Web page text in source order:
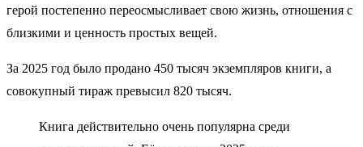
герой постепенно переосмысливает свою жизнь, отношения с
близкими и ценность простых вещей.
За 2025 год было продано 450 тысяч экземпляров книги, а
совокупный тираж превысил 820 тысяч.
Книга действительно очень популярна среди